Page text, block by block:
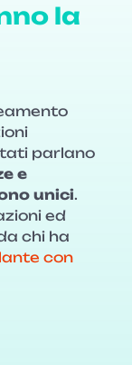
la
parlano
e
unici.
ed
chi ha
con